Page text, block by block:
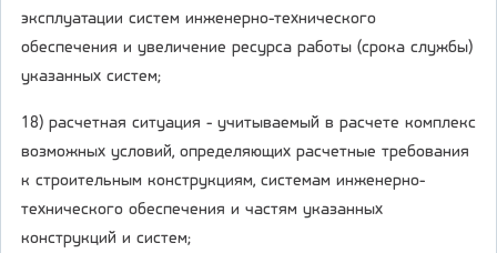
эксплуатации систем инженерно-технического
обеспечения и увеличение ресурса работы (срока службы)
указанных систем;
18) расчетная ситуация - учитываемый в расчете комплекс
возможных условий, определяющих расчетные требования
к строительным конструкциям, системам инженерно-
технического обеспечения и частям указанных
конструкций и систем;